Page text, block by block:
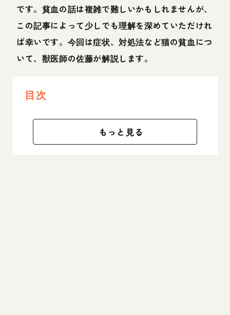
です。貧血の話は複雑で難しいかもしれませんが、
この記事によって少しでも理解を深めていただけれ
ば幸いです。今回は症状、対処法など猫の貧血につ
いて、獣医師の佐藤が解説します。
目次
もっと見る